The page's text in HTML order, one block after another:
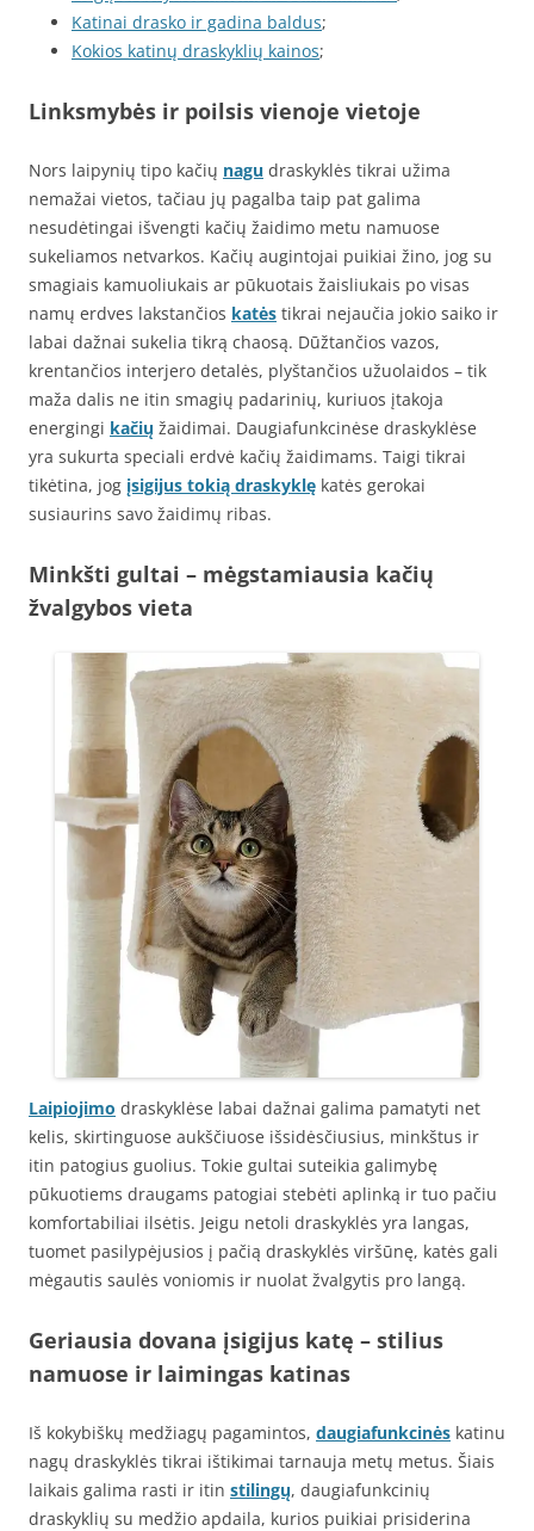
Katinai drasko ir gadina baldus;
Kokios katinų draskyklių kainos;
Linksmybės ir poilsis vienoje vietoje
Nors laipynių tipo kačių nagu draskyklės tikrai užima
nemažai vietos, tačiau jų pagalba taip pat galima
nesudėtingai išvengti kačių žaidimo metu namuose
sukeliamos netvarkos. Kačių augintojai puikiai žino, jog su
smagiais kamuoliukais ar pūkuotais žaisliukais po visas
namų erdves lakstančios katės tikrai nejaučia jokio saiko ir
labai dažnai sukelia tikrą chaosą. Dūžtančios vazos,
krentančios interjero detalės, plyštančios užuolaidos – tik
maža dalis ne itin smagių padarinių, kuriuos įtakoja
energingi kačių žaidimai. Daugiafunkcinėse draskyklėse
yra sukurta speciali erdvė kačių žaidimams. Taigi tikrai
tikėtina, jog įsigijus tokią draskyklę katės gerokai
susiaurins savo žaidimų ribas.
Minkšti gultai – mėgstamiausia kačių
žvalgybos vieta
Laipiojimo draskyklėse labai dažnai galima pamatyti net
kelis, skirtinguose aukščiuose išsidėsčiusius, minkštus ir
itin patogius guolius. Tokie gultai suteikia galimybę
pūkuotiems draugams patogiai stebėti aplinką ir tuo pačiu
komfortabiliai ilsėtis. Jeigu netoli draskyklės yra langas,
tuomet pasilypėjusios į pačią draskyklės viršūnę, katės gali
mėgautis saulės voniomis ir nuolat žvalgytis pro langą.
Geriausia dovana įsigijus katę – stilius
namuose ir laimingas katinas
Iš kokybiškų medžiagų pagamintos, daugiafunkcinės katinu
nagų draskyklės tikrai ištikimai tarnauja metų metus. Šiais
laikais galima rasti ir itin stilingų, daugiafunkcinių
draskyklių su medžio apdaila, kurios puikiai prisiderina